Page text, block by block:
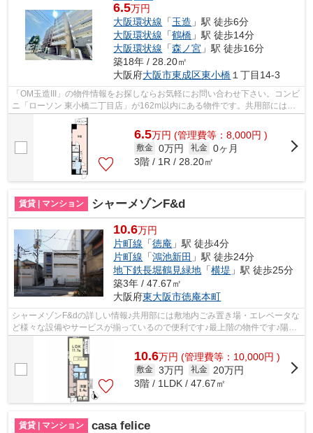
6.5万円
大阪環状線 「玉造 」駅 徒歩6分
大阪環状線 「鶴橋 」駅 徒歩14分
大阪環状線 「森ノ宮 」駅 徒歩16分
築18年 / 28.20㎡
大阪府大阪市東成区東小橋１丁目14-3
「OM玉造III」の物件情報をお探しならお気軽にお問い合わせ下さい。コンビ
ニ「ローソン 東小橋二丁目店」が162m以内にある物件です。共用部には敷
地内ごみ置き場・エレベータなどが備...
6.5万円 (管理費等：8,000円 )
敷金 0万円 礼金 0ヶ月
3階 / 1R / 28.20㎡
賃貸 | マンション シャーメゾンF&d
10.6万円
片町線 「徳庵 」駅 徒歩4分
片町線 「鴻池新田 」駅 徒歩24分
地下鉄長堀鶴見緑地 「横堤 」駅 徒歩25分
築3年 / 47.67㎡
大阪府東大阪市徳庵本町
シャーメゾンF&dの詳しい情報♪共用部には敷地内ごみ置き場・エレベータな
ど様々な設備やサービスが揃っているので便利です♪最上階の物件です♪陽当
たりが良く、日中は電気代が節約...
10.6万円 (管理費等：10,000円 )
敷金 3万円 礼金
20万円
3階 / 1LDK / 47.67㎡
賃貸 | マンション casa felice